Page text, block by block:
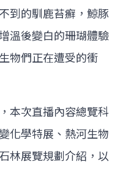
到的馴鹿苔癬，鯨豚
溫後變白的珊瑚體驗
物們正在遭受的衝
本次直播內容總覽科
化學特展、熱河生物
林展覽規劃介紹，以